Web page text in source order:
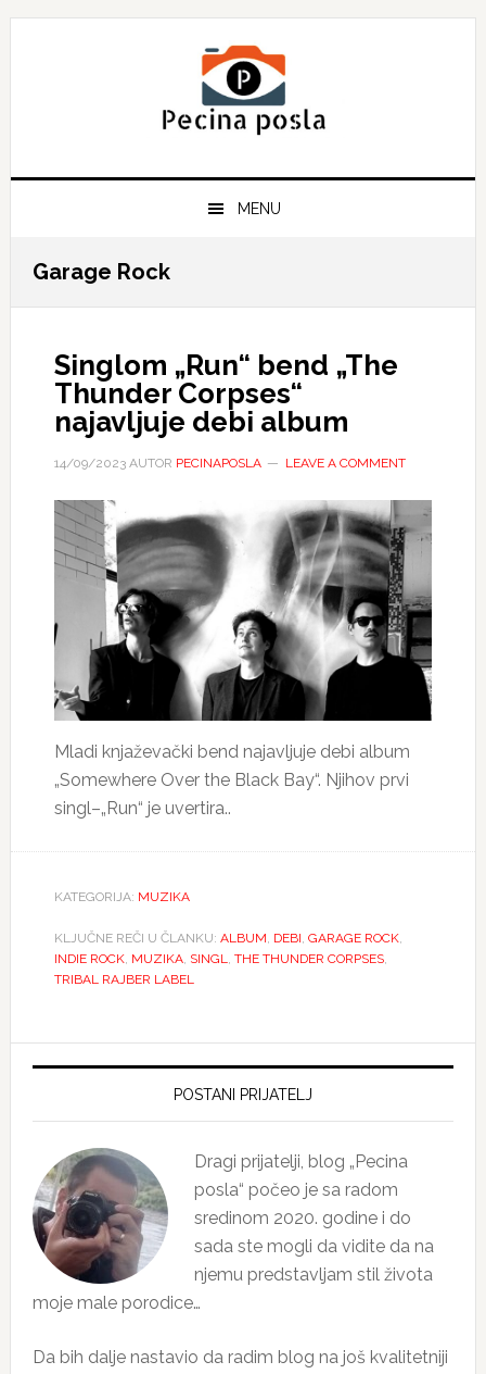
Skip
Skip
Skip
MENU
Garage Rock
Singlom „Run“ bend „The
Thunder Corpses“
najavljuje debi album
14/09/2023AUTOR PECINAPOSLA LEAVE A COMMENT
Mladi knjaževački bend najavljuje debi album
„Somewhere Over the Black Bay“. Njihov prvi
singl–„Run“ je uvertira..
KATEGORIJA: MUZIKA
KLJUČNE REČI U ČLANKU: ALBUM, DEBI, GARAGE ROCK,
INDIE ROCK, MUZIKA, SINGL, THE THUNDER CORPSES,
TRIBAL RAJBER LABEL
Primary
POSTANI PRIJATELJ
Dragi prijatelji, blog „Pecina
posla“ počeo je sa radom
sredinom 2020. godine i do
sada ste mogli da vidite da na
njemu predstavljam stil života
moje male porodice…
Da bih dalje nastavio da radim blog na još kvalitetniji